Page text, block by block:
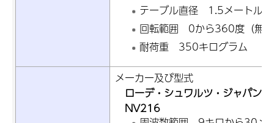
テーブル直径 1.5メートル
回転範囲 0から360度（無
耐荷重 350キログラム
メーカー及び型式
ローデ・シュワルツ・ジャパン
NV216